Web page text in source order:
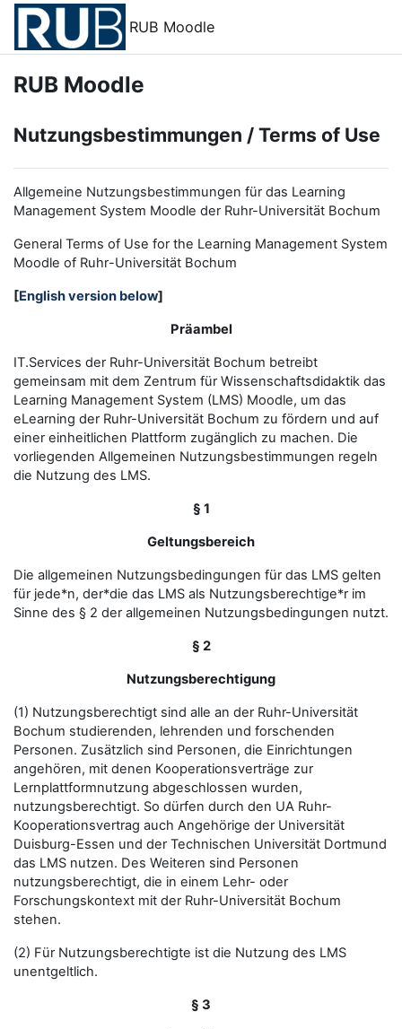
Zum Hauptinhalt
RUB Moodle
RUB Moodle
Nutzungsbestimmungen / Terms of Use
Allgemeine Nutzungsbestimmungen für das Learning
Management System Moodle der Ruhr-Universität Bochum
General Terms of Use for the Learning Management System
Moodle of Ruhr-Universität Bochum
[English version below]
Präambel
IT.Services der Ruhr-Universität Bochum betreibt
gemeinsam mit dem Zentrum für Wissenschaftsdidaktik das
Learning Management System (LMS) Moodle, um das
eLearning der Ruhr-Universität Bochum zu fördern und auf
einer einheitlichen Plattform zugänglich zu machen. Die
vorliegenden Allgemeinen Nutzungsbestimmungen regeln
die Nutzung des LMS.
§ 1
Geltungsbereich
Die allgemeinen Nutzungsbedingungen für das LMS gelten
für jede*n, der*die das LMS als Nutzungsberechtige*r im
Sinne des § 2 der allgemeinen Nutzungsbedingungen nutzt.
§ 2
Nutzungsberechtigung
(1) Nutzungsberechtigt sind alle an der Ruhr-Universität
Bochum studierenden, lehrenden und forschenden
Personen. Zusätzlich sind Personen, die Einrichtungen
angehören, mit denen Kooperationsverträge zur
Lernplattformnutzung abgeschlossen wurden,
nutzungsberechtigt. So dürfen durch den UA Ruhr-
Kooperationsvertrag auch Angehörige der Universität
Duisburg-Essen und der Technischen Universität Dortmund
das LMS nutzen. Des Weiteren sind Personen
nutzungsberechtigt, die in einem Lehr- oder
Forschungskontext mit der Ruhr-Universität Bochum
stehen.
(2) Für Nutzungsberechtigte ist die Nutzung des LMS
unentgeltlich.
§ 3